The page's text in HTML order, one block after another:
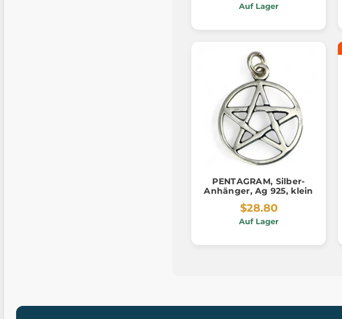
Auf Lager
PENTAGRAM, Silber-
Anhänger, Ag 925, klein
$28.80
Auf Lager